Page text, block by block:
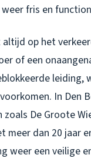
fris en
op het
of een
In Den
zoals De Groote
meer dan 20 jaar
weer een veilige